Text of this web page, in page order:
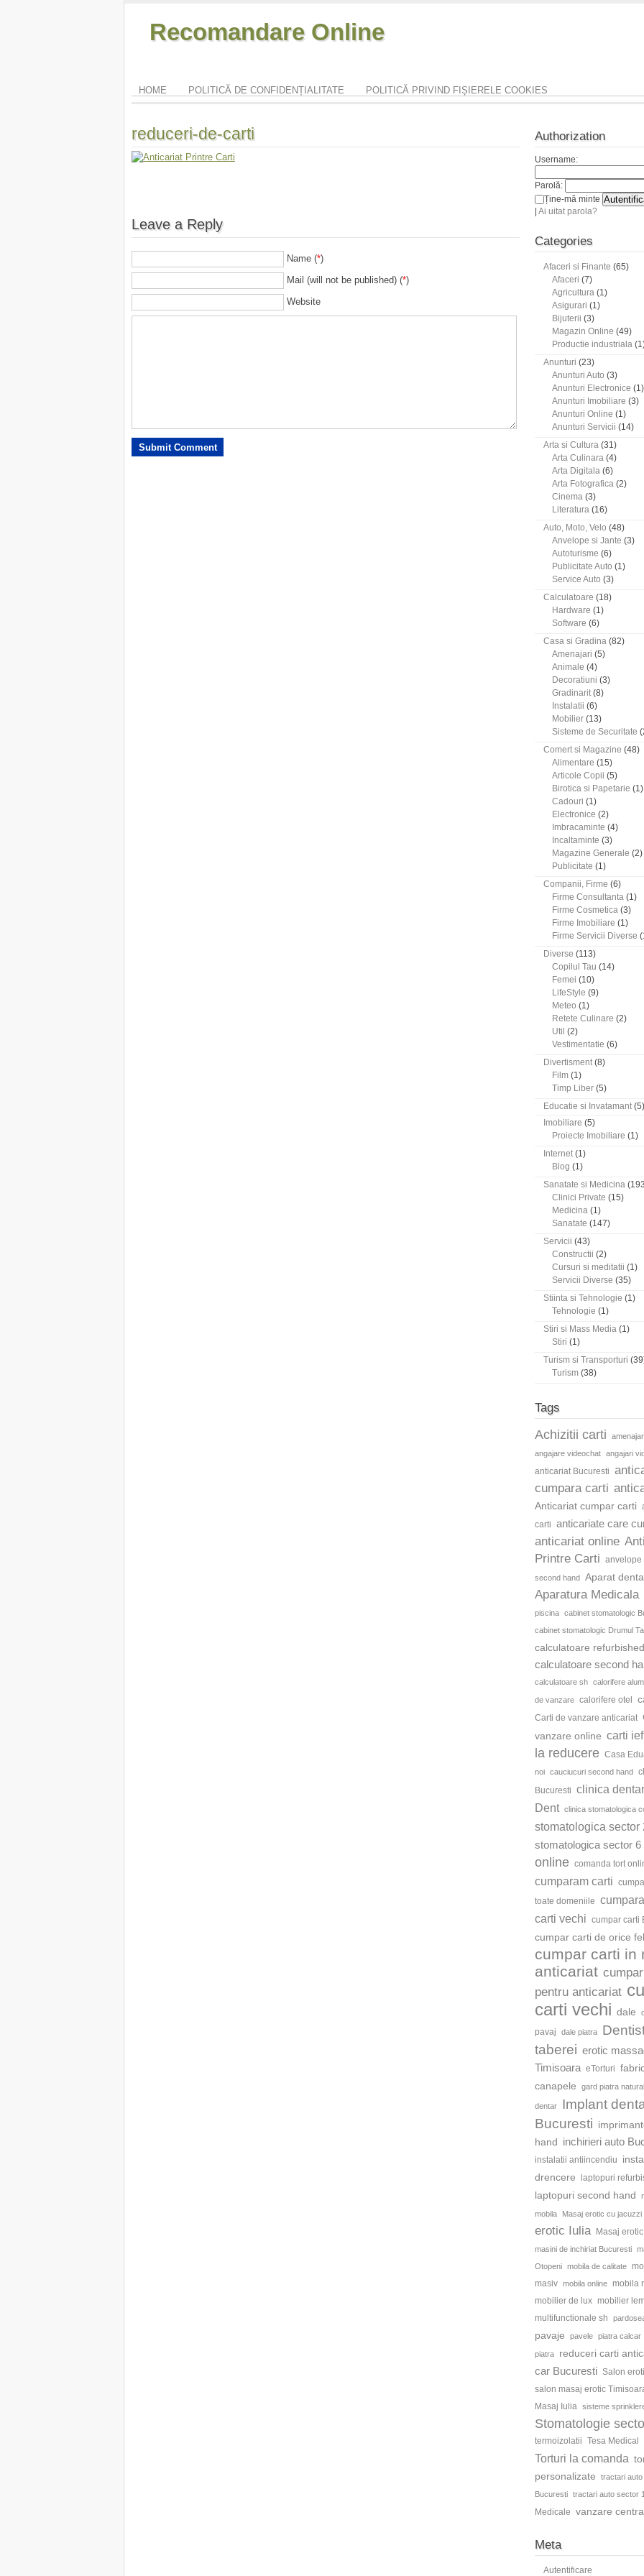
Recomandare Online
HOME POLITICĂ DE CONFIDENȚIALITATE POLITICĂ PRIVIND FIȘIERELE COOKIES
reduceri-de-carti
Leave a Reply
Name (*)
Mail (will not be published) (*)
Website
Authorization
Username:
Parolă:
Ține-mă minte
Ai uitat parola?
Categories
Afaceri si Finante (65)
Afaceri (7)
Agricultura (1)
Asigurari (1)
Bijuterii (3)
Magazin Online (49)
Productie industriala
Anunturi (23)
Anunturi Auto (3)
Anunturi Electronice (1)
Anunturi Imobiliare (3)
Anunturi Online (1)
Anunturi Servicii (14)
Arta si Cultura (31)
Arta Culinara (4)
Arta Digitala (6)
Arta Fotografica (2)
Cinema (3)
Literatura (16)
Auto, Moto, Velo (48)
Anvelope si Jante (3)
Autoturisme (6)
Publicitate Auto (1)
Service Auto (3)
Calculatoare (18)
Hardware (1)
Software (6)
Casa si Gradina (82)
Amenajari (5)
Animale (4)
Decoratiuni (3)
Gradinarit(8)
Instalatii (6)
Mobilier (13)
Sisteme de Securitate
Comert si Magazine (48)
Alimentare (15)
Articole Copii (5)
Birotica si Papetarie (1)
Cadouri (1)
Electronice (2)
Imbracaminte (4)
Incaltaminte (3)
Magazine Generale (2)
Publicitate (1)
Companii, Firme (6)
Firme Consultanta (1)
Firme Cosmetica (3)
Firme Imobiliare (1)
Firme Servicii Diverse
Diverse (113)
Copilul Tau (14)
Femei (10)
LifeStyle (9)
Meteo (1)
Retete Culinare (2)
Util (2)
Vestimentatie (6)
Divertisment(8)
Film (1)
Timp Liber (5)
Educatie si Invatamant(5)
Imobiliare (5)
Proiecte Imobiliare (1)
Internet(1)
Blog (1)
Sanatate si Medicina
Clinici Private (15)
Medicina (1)
Sanatate (147)
Servicii (43)
Constructii (2)
Cursuri si meditatii (1)
Servicii Diverse (35)
Stiinta si Tehnologie (1)
Tehnologie (1)
Stiri si Mass Media (1)
Stiri (1)
Turism si Transporturi
Turism (38)
Tags
Achizitii carti
angajare videochat angajari
anticariat Bucuresti
cumpara carti
Anticariat cumpar carti
carti anticariate care
anticariat online
Printre Carti anvelope
second hand Aparat
Aparatura Medicala
piscina cabinet stomatologic
cabinet stomatologic Drumul
calculatoare refurbished
calculatoare second
calculatoare sh calorifere
de vanzare calorifere otel
Carti de vanzare anticariat
vanzare online carti
la reducere Casa
noi cauciucuri second hand
Bucuresti clinica
Dent clinica stomatologica
stomatologica sector
stomatologica sector 6
online comanda tort
cumparam carti
toate domeniile
carti vechi cumpar carti
cumpar carti de orice fel
cumpar carti in
anticariat
pentru anticariat
carti vechi dale
pavaj dale piatra
taberei erotic
Timisoara eTorturi
canapele
gard piatra
dentar
Implant
Bucuresti
hand inchirieri auto
instalatii antiincendiu
drencere
laptopuri
laptopuri second hand
mobila Masaj erotic cu jacuzzi
erotic Iulia Masaj
masini de inchiriat Bucuresti
Otopeni mobila de calitate
masiv mobila online
mobila
mobilier de lux mobilier
multifunctionale sh
pavaje pavele piatra calcar
piatra reduceri carti
car Bucuresti Salon
salon masaj erotic
Masaj Iulia sisteme
Stomatologie
termoizolatii Tesa Medical
Torturi la comanda
personalizate
tractari auto
Bucuresti tractari auto sector
Medicale vanzare
Meta
Autentificare